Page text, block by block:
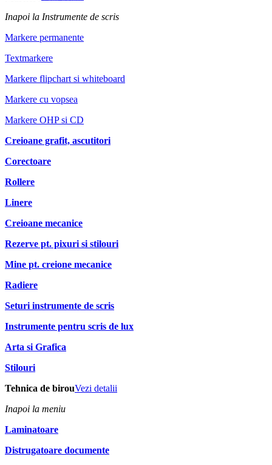
Inapoi la Instrumente de scris
Markere permanente
Textmarkere
Markere flipchart si whiteboard
Markere cu vopsea
Markere OHP si CD
Creioane grafit, ascutitori
Corectoare
Rollere
Linere
Creioane mecanice
Rezerve pt. pixuri si stilouri
Mine pt. creione mecanice
Radiere
Seturi instrumente de scris
Instrumente pentru scris de lux
Arta si Grafica
Stilouri
Tehnica de birouVezi detalii
Inapoi la meniu
Laminatoare
Distrugatoare documente